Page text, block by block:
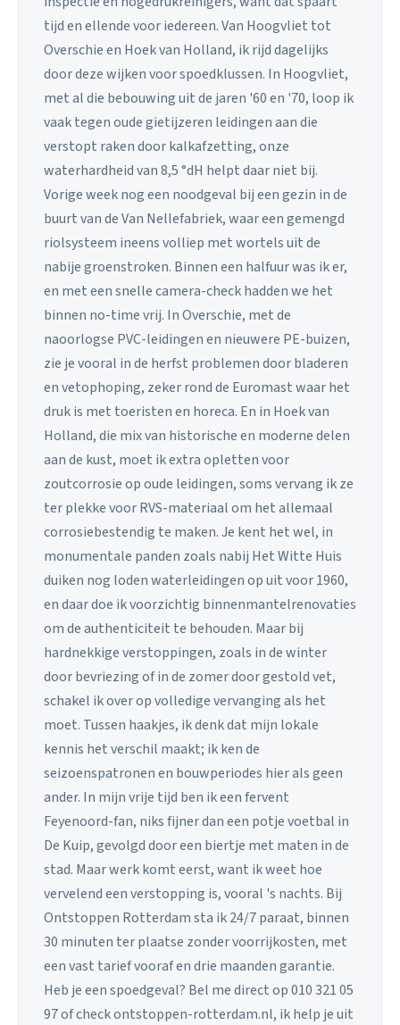
tijd en ellende voor iedereen. Van Hoogvliet tot
Overschie en Hoek van Holland, ik rijd dagelijks
door deze wijken voor spoedklussen. In Hoogvliet,
met al die bebouwing uit de jaren '60 en '70, loop ik
vaak tegen oude gietijzeren leidingen aan die
verstopt raken door kalkafzetting, onze
waterhardheid van 8,5 °dH helpt daar niet bij.
Vorige week nog een noodgeval bij een gezin in de
buurt van de Van Nellefabriek, waar een gemengd
riolsysteem ineens volliep met wortels uit de
nabije groenstroken. Binnen een halfuur was ik er,
en met een snelle camera-check hadden we het
binnen no-time vrij. In Overschie, met de
naoorlogse PVC-leidingen en nieuwere PE-buizen,
zie je vooral in de herfst problemen door bladeren
en vetophoping, zeker rond de Euromast waar het
druk is met toeristen en horeca. En in Hoek van
Holland, die mix van historische en moderne delen
aan de kust, moet ik extra opletten voor
zoutcorrosie op oude leidingen, soms vervang ik ze
ter plekke voor RVS-materiaal om het allemaal
corrosiebestendig te maken. Je kent het wel, in
monumentale panden zoals nabij Het Witte Huis
duiken nog loden waterleidingen op uit voor 1960,
en daar doe ik voorzichtig binnenmantelrenovaties
om de authenticiteit te behouden. Maar bij
hardnekkige verstoppingen, zoals in de winter
door bevriezing of in de zomer door gestold vet,
schakel ik over op volledige vervanging als het
moet. Tussen haakjes, ik denk dat mijn lokale
kennis het verschil maakt; ik ken de
seizoenspatronen en bouwperiodes hier als geen
ander. In mijn vrije tijd ben ik een fervent
Feyenoord-fan, niks fijner dan een potje voetbal in
De Kuip, gevolgd door een biertje met maten in de
stad. Maar werk komt eerst, want ik weet hoe
vervelend een verstopping is, vooral 's nachts. Bij
Ontstoppen Rotterdam sta ik 24/7 paraat, binnen
30 minuten ter plaatse zonder voorrijkosten, met
een vast tarief vooraf en drie maanden garantie.
Heb je een spoedgeval? Bel me direct op 010 321 05
97 of check ontstoppen-rotterdam.nl, ik help je uit